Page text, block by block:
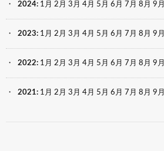
2024: 1月 2月 3月 4月 5月 6月 7月 8月 9月
2023: 1月 2月 3月 4月 5月 6月 7月 8月 9月
2022: 1月 2月 3月 4月 5月 6月 7月 8月 9月
2021: 1月 2月 3月 4月 5月 6月 7月 8月 9月